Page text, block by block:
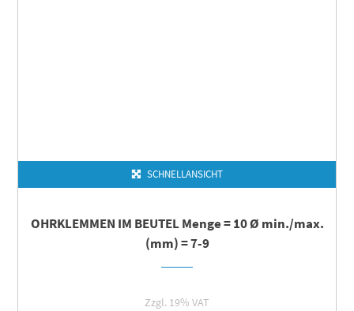
SCHNELLANSICHT
OHRKLEMMEN IM BEUTEL Menge = 10 Ø min./max.
(mm) = 7-9
Zzgl. 19% VAT